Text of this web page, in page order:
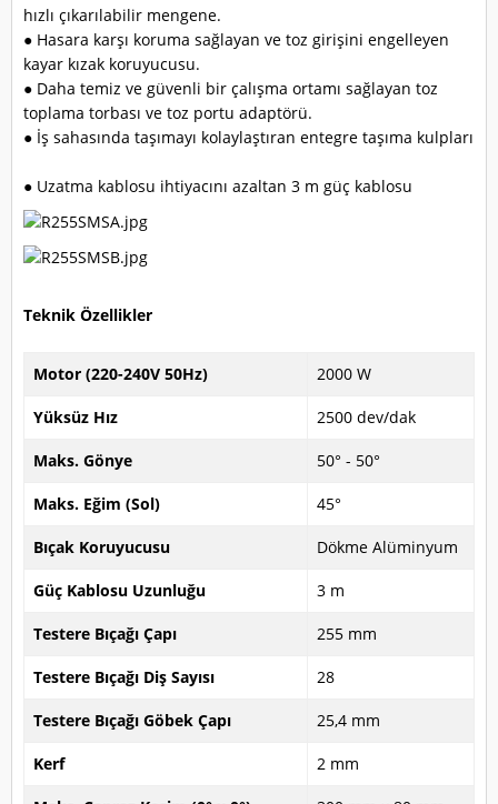
hızlı çıkarılabilir mengene.
● Hasara karşı koruma sağlayan ve toz girişini engelleyen
kayar kızak koruyucusu.
● Daha temiz ve güvenli bir çalışma ortamı sağlayan toz
toplama torbası ve toz portu adaptörü.
● İş sahasında taşımayı kolaylaştıran entegre taşıma kulpları
● Uzatma kablosu ihtiyacını azaltan 3 m güç kablosu
Teknik Özellikler
Motor (220-240V 50Hz) 2000 W
Yüksüz Hız 2500 dev/dak
Maks. Gönye 50° - 50°
Maks. Eğim (Sol) 45°
Bıçak Koruyucusu Dökme Alüminyum
Güç Kablosu Uzunluğu 3 m
Testere Bıçağı Çapı 255 mm
Testere Bıçağı Diş Sayısı 28
Testere Bıçağı Göbek Çapı 25,4 mm
Kerf 2 mm